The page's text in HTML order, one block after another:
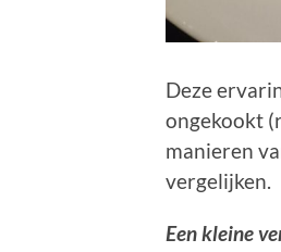
Deze
ongekookt
manieren
vergelijken.
Een kleine